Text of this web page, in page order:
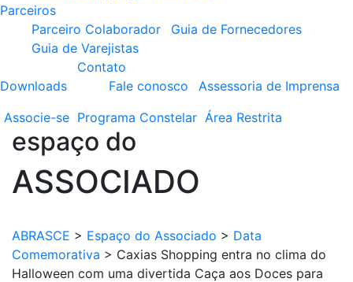
Parceiros
Parceiro Colaborador
Guia de Fornecedores
Guia de Varejistas
Downloads
Contato
Fale conosco
Assessoria de Imprensa
Associe-se Programa Constelar Área Restrita
espaço do
ASSOCIADO
ABRASCE > Espaço do Associado > Data
Comemorativa > Caxias Shopping entra no clima do
Halloween com uma divertida Caça aos Doces para